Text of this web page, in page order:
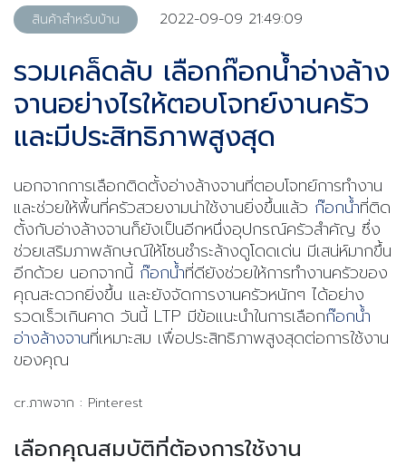
สินค้าสำหรับบ้าน 2022-09-09 21:49:09
รวมเคล็ดลับ เลือกก๊อกน้ำอ่างล้าง
จานอย่างไรให้ตอบโจทย์งานครัว
และมีประสิทธิภาพสูงสุด
นอกจากการเลือกติดตั้งอ่างล้างจานที่ตอบโจทย์การทำงาน
และช่วยให้พื้นที่ครัวสวยงามน่าใช้งานยิ่งขึ้นแล้ว ก๊อกน้ำที่ติด
ตั้งกับอ่างล้างจานก็ยังเป็นอีกหนึ่งอุปกรณ์ครัวสำคัญ ซึ่ง
ช่วยเสริมภาพลักษณ์ให้โซนชำระล้างดูโดดเด่น มีเสน่ห์มากขึ้น
อีกด้วย นอกจากนี้ ก๊อกน้ำที่ดียังช่วยให้การทำงานครัวของ
คุณสะดวกยิ่งขึ้น และยังจัดการงานครัวหนักๆ ได้อย่าง
รวดเร็วเกินคาด วันนี้ LTP มีข้อแนะนำในการเลือกก๊อกน้ำ
อ่างล้างจานที่เหมาะสม เพื่อประสิทธิภาพสูงสุดต่อการใช้งาน
ของคุณ
cr.ภาพจาก : Pinterest
เลือกคุณสมบัติที่ต้องการใช้งาน